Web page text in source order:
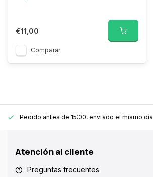
€11,00
Comparar
Pedido antes de 15:00, enviado el mismo día
Atención al cliente
Preguntas frecuentes